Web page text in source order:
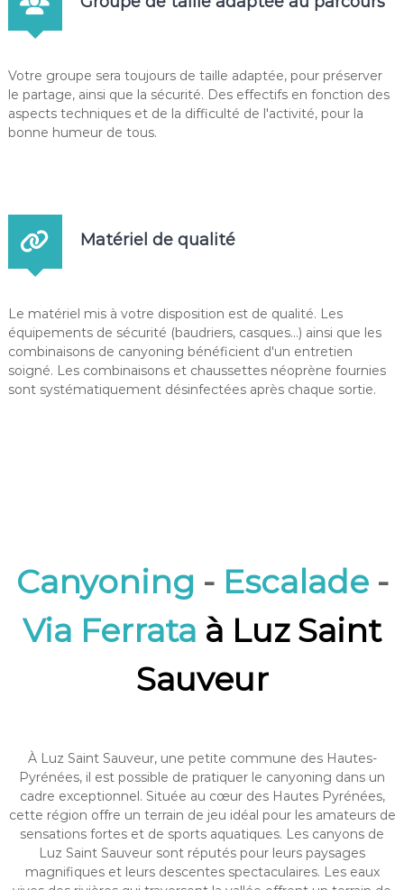
Votre groupe sera toujours de taille adaptée, pour préserver
le partage, ainsi que la sécurité. Des effectifs en fonction des
aspects techniques et de la difficulté de l'activité, pour la
bonne humeur de tous.
Matériel de qualité
Le matériel mis à votre disposition est de qualité. Les
équipements de sécurité (baudriers, casques...) ainsi que les
combinaisons de canyoning bénéficient d'un entretien
soigné. Les combinaisons et chaussettes néoprène fournies
sont systématiquement désinfectées après chaque sortie.
Canyoning - Escalade-
Via Ferrata à Luz Saint
Sauveur
À Luz Saint Sauveur, une petite commune des Hautes-
Pyrénées, il est possible de pratiquer le canyoning dans un
cadre exceptionnel. Située au cœur des Hautes Pyrénées,
cette région offre un terrain de jeu idéal pour les amateurs de
sensations fortes et de sports aquatiques. Les canyons de
Luz Saint Sauveur sont réputés pour leurs paysages
magnifiques et leurs descentes spectaculaires. Les eaux